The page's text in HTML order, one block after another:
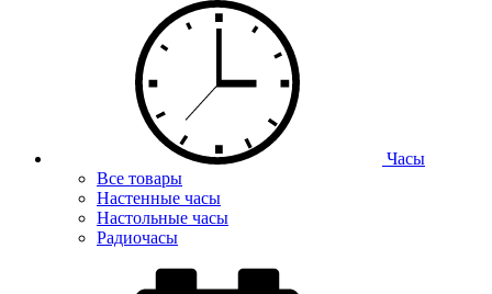
Часы
Все товары
Настенные часы
Настольные часы
Радиочасы